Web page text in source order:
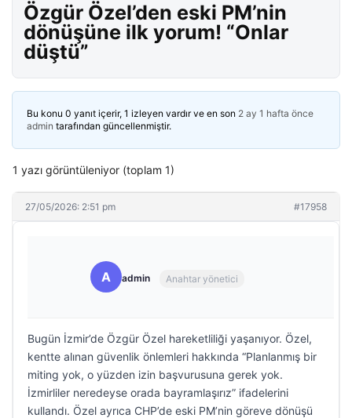
Özgür Özel’den eski PM’nin
dönüşüne ilk yorum! “Onlar
düştü”
Bu konu 0 yanıt içerir, 1 izleyen vardır ve en son 2 ay 1 hafta önce
admin tarafından güncellenmiştir.
1 yazı görüntüleniyor (toplam 1)
27/05/2026: 2:51 pm #17958
A admin Anahtar yönetici
Bugün İzmir’de Özgür Özel hareketliliği yaşanıyor. Özel,
kentte alınan güvenlik önlemleri hakkında “Planlanmış bir
miting yok, o yüzden izin başvurusuna gerek yok.
İzmirliler neredeyse orada bayramlaşırız” ifadelerini
kullandı. Özel ayrıca CHP’de eski PM’nin göreve dönüşü